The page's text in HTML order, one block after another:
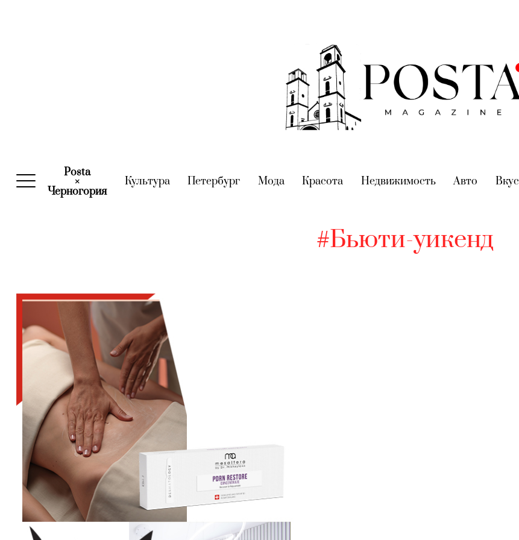
Posta
×
Черногория(current)
Культура(current)
Петербург (current)
Мода(current)
Красота (current)
Недвижимость(current)
Авто (current)
Вкус
#Бьюти-уикенд